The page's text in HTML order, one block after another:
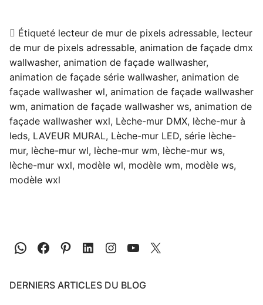
Étiqueté lecteur de mur de pixels adressable, lecteur
de mur de pixels adressable, animation de façade dmx
wallwasher, animation de façade wallwasher,
animation de façade série wallwasher, animation de
façade wallwasher wl, animation de façade wallwasher
wm, animation de façade wallwasher ws, animation de
façade wallwasher wxl, Lèche-mur DMX, lèche-mur à
leds, LAVEUR MURAL, Lèche-mur LED, série lèche-
mur, lèche-mur wl, lèche-mur wm, lèche-mur ws,
lèche-mur wxl, modèle wl, modèle wm, modèle ws,
modèle wxl
DERNIERS ARTICLES DU BLOG